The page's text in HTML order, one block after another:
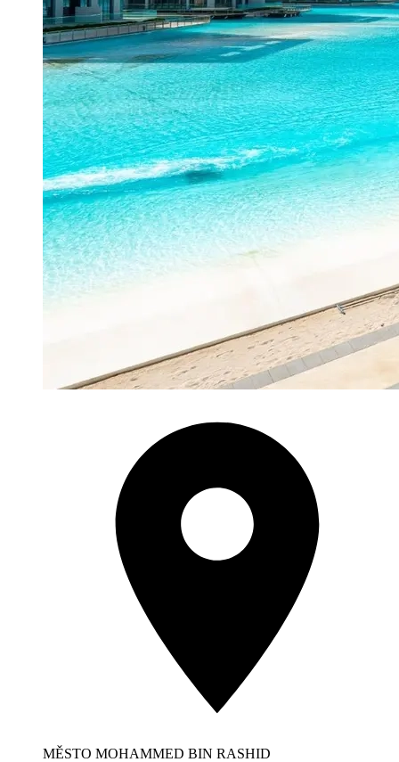
MĚSTO MOHAMMED BIN RASHID